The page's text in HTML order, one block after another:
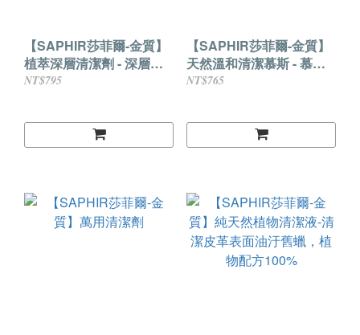
【SAPHIR莎菲爾-金質】
植萃深層清潔劑 - 深層潔
淨
NT$795
【SAPHIR莎菲爾-金質】
天然溫和清潔慕斯 - 慕斯
清潔 - nappa皮革 - 苯染皮
NT$765